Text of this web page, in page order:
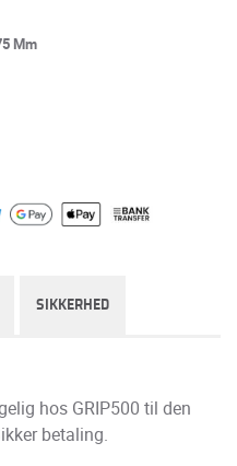
Mm
SIKKERHED
hos GRIP500 til den
betaling.